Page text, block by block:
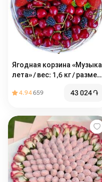
Ягодная корзина «Музыка
лета» / вес: 1,6 кг / размер
подарочная корзина /
4.94659 43 024֏